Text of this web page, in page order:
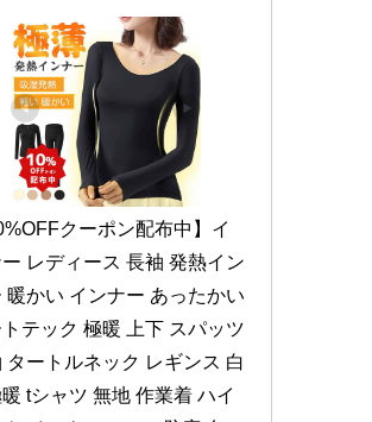
クーポン配布中】イ
ー レディース 長袖 発熱イン
暖かい インナー あったかい
トテック 極暖 上下 スパッツ
タートルネック レギンス 白
tシャツ 無地 作業着 ハイ